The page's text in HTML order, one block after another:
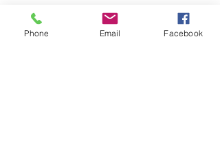
Phone Email Facebook